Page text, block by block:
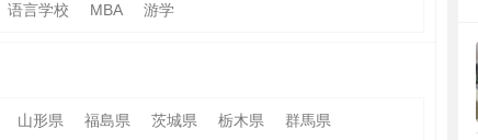
语言学校 MBA 游学
山形県 福島県 茨城県 栃木県
群馬県